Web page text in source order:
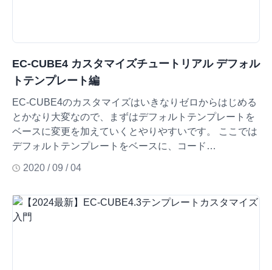
EC-CUBE4 カスタマイズチュートリアル デフォル
トテンプレート編
EC-CUBE4のカスタマイズはいきなりゼロからはじめる
とかなり大変なので、まずはデフォルトテンプレートを
ベースに変更を加えていくとやりやすいです。 ここでは
デフォルトテンプレートをベースに、コード…
2020 / 09 / 04